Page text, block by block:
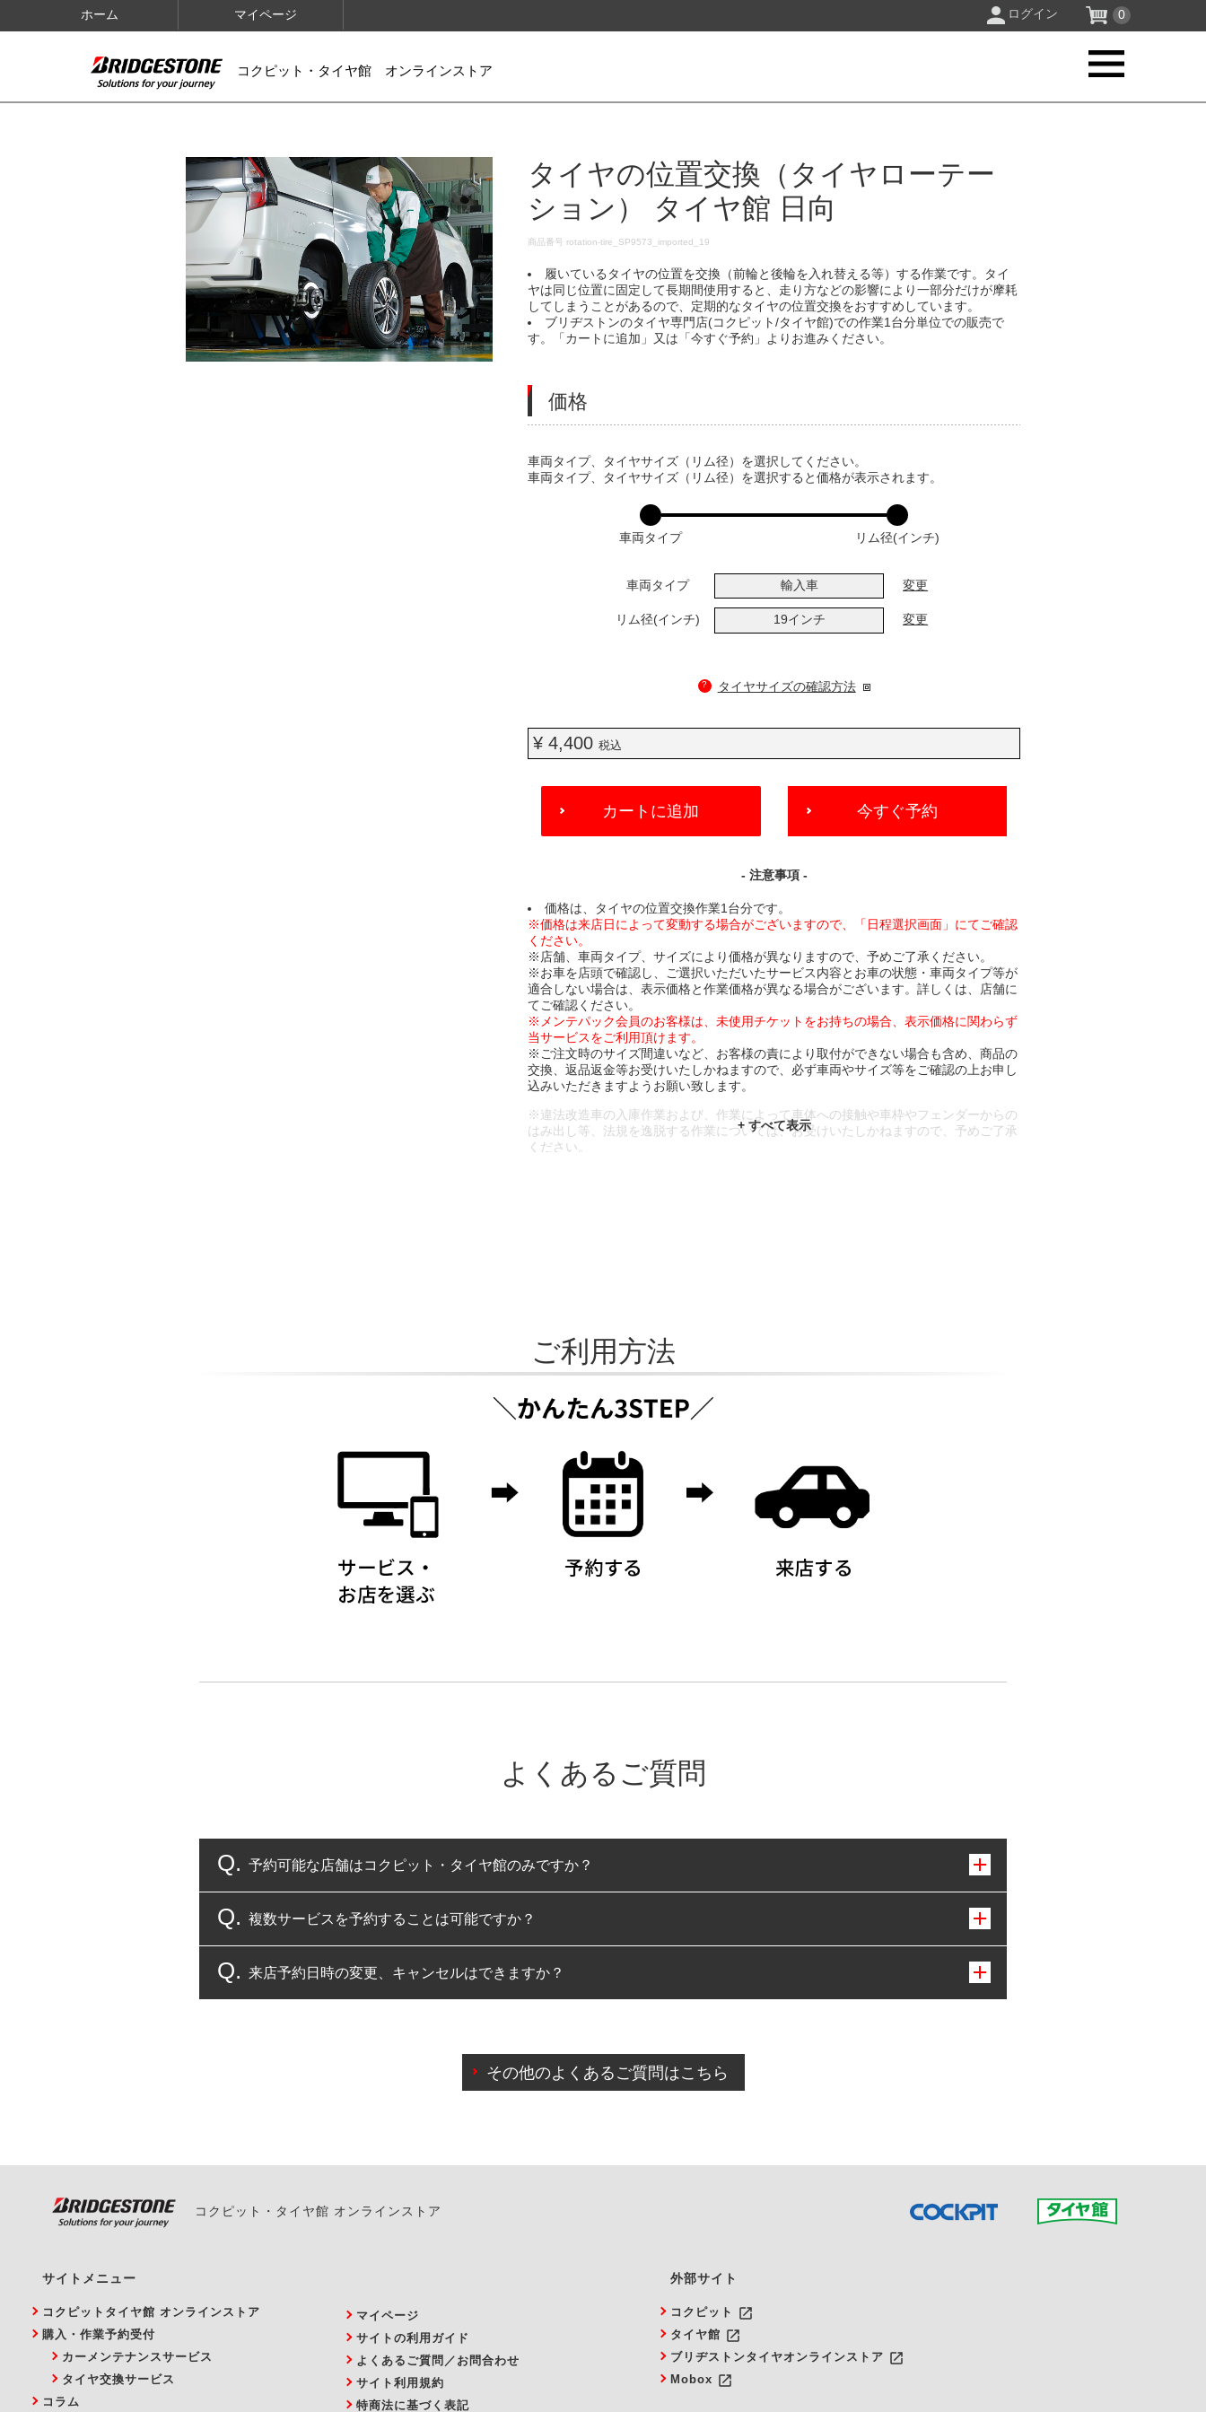
ホーム マイページ ログイン 0
コクピット・タイヤ館 オンラインストア
IMAGES
タイヤの位置交換（タイヤローテー
ション） タイヤ館 日向
DETAILS
商品番号 rotation-tire_SP9573_imported_19
履いているタイヤの位置を交換（前輪と後輪を入れ替える等）する作業です。タイ
ヤは同じ位置に固定して長期間使用すると、走り方などの影響により一部分だけが摩耗
してしまうことがあるので、定期的なタイヤの位置交換をおすすめしています。
ブリヂストンのタイヤ専門店(コクピット/タイヤ館)での作業1台分単位での販売で
す。「カートに追加」又は「今すぐ予約」よりお進みください。
価格
VARIATIONS
車両タイプ、タイヤサイズ（リム径）を選択してください。
車両タイプ、タイヤサイズ（リム径）を選択すると価格が表示されます。
車両タイプ リム径(インチ)
車両タイプ 輸入車 変更
リム径(インチ) 19インチ 変更
? タイヤサイズの確認方法
¥ 4,400税込
ADD
CART
カートに追加 今すぐ予約
- 注意事項 -
価格は、タイヤの位置交換作業1台分です。
※価格は来店日によって変動する場合がございますので、「日程選択画面」にてご確認
ください。
※店舗、車両タイプ、サイズにより価格が異なりますので、予めご了承ください。
※お車を店頭で確認し、ご選択いただいたサービス内容とお車の状態・車両タイプ等が
適合しない場合は、表示価格と作業価格が異なる場合がございます。詳しくは、店舗に
てご確認ください。
※メンテパック会員のお客様は、未使用チケットをお持ちの場合、表示価格に関わらず
当サービスをご利用頂けます。
※ご注文時のサイズ間違いなど、お客様の責により取付ができない場合も含め、商品の
交換、返品返金等お受けいたしかねますので、必ず車両やサイズ等をご確認の上お申し
込みいただきますようお願い致します。
※違法改造車の入庫作業および、作業によって車体への接触や車枠やフェンダーからの
はみ出し等、法規を逸脱する作業については、お受けいたしかねますので、予めご了承
ください。
ご利用方法
よくあるご質問
予約可能な店舗はコクピット・タイヤ館のみですか？
コクピット・タイヤ館のみとなります。
複数サービスを予約することは可能ですか？
複数サービスのご予約は可能です。
来店予約日時の変更、キャンセルはできますか？
また、やむを得ない事由によりご予約のキャンセルをご希望の際は、直接ご予約いただいた店舗へご連絡くださ
その他のよくあるご質問はこちら
コクピット・タイヤ館 オンラインストア
サイトメニュー
コクピットタイヤ館 オンラインストア
購入・作業予約受付
カーメンテナンスサービス
タイヤ交換サービス
コラム
マイページ
サイトの利用ガイド
よくあるご質問／お問合わせ
サイト利用規約
特商法に基づく表記
外部サイト
コクピット launch
タイヤ館 launch
ブリヂストンタイヤオンラインストア launch
Mobox launch